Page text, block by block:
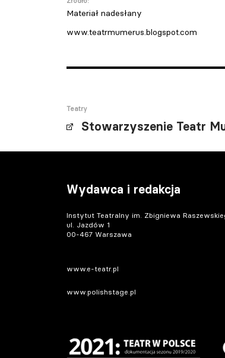
Materiał nadesłany
www.teatrmumerus.blogspot.com
Teatry
Stowarzyszenie Teatr
Wydawca i redakcja
Instytut Teatralny im. Zbigniewa
ul. Jazdów 1
00-467 Warszawa
www.e-teatr.pl
www.polishstage.pl